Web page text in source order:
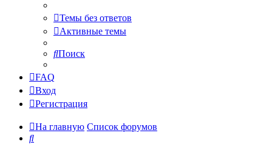
Темы без ответов
Активные темы
Поиск
FAQ
Вход
Регистрация
На главную Список форумов
Поиск